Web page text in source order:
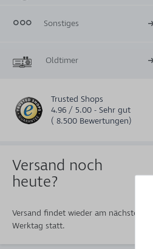
Sonstiges
Oldtimer
Trusted Shops
4.96 / 5.00 - Sehr gut
( 8.500 Bewertungen)
Versand noch
heute?
Versand findet wieder am nächsten
Werktag statt.